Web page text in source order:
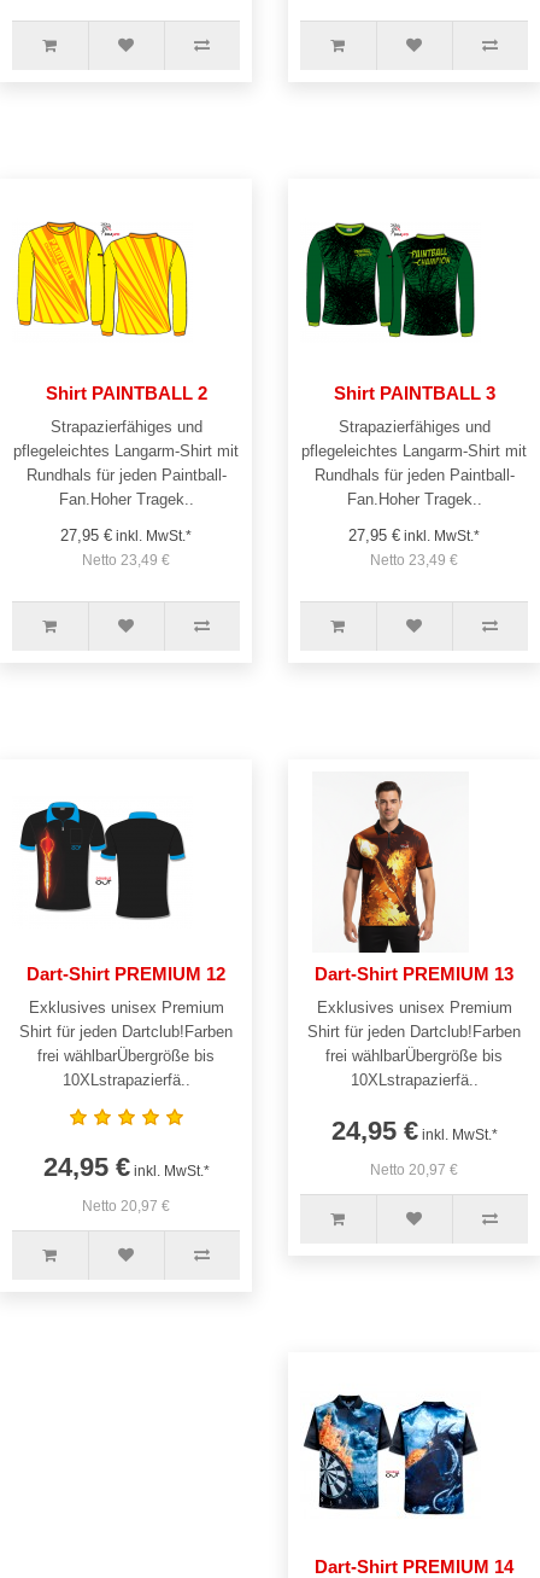
Shirt PAINTBALL 2
Strapazierfähiges und
pflegeleichtes Langarm-Shirt mit
Rundhals für jeden Paintball-
Fan.Hoher Tragek..
27,95 € inkl. MwSt.*
Netto 23,49 €
Shirt PAINTBALL 3
Strapazierfähiges und
pflegeleichtes Langarm-Shirt mit
Rundhals für jeden Paintball-
Fan.Hoher Tragek..
27,95 € inkl. MwSt.*
Netto 23,49 €
Dart-Shirt PREMIUM 12
Exklusives unisex Premium
Shirt für jeden Dartclub!Farben
frei wählbarÜbergröße bis
10XLstrapazierfä..
24,95 €inkl. MwSt.*
Netto 20,97 €
Dart-Shirt PREMIUM 13
Exklusives unisex Premium
Shirt für jeden Dartclub!Farben
frei wählbarÜbergröße bis
10XLstrapazierfä..
24,95 €inkl. MwSt.*
Netto 20,97 €
Dart-Shirt PREMIUM 14